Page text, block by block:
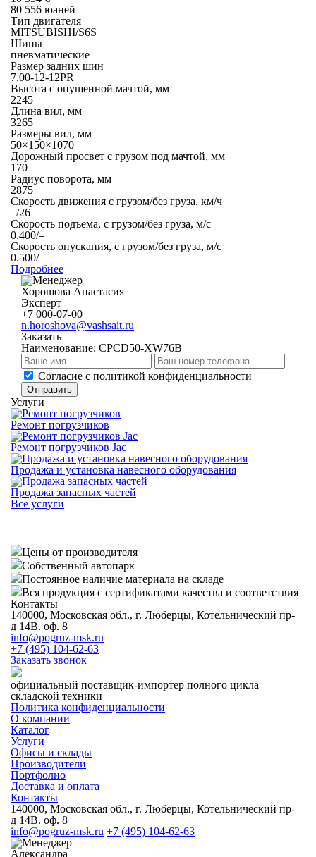
80 556 юаней
Тип двигателя
MITSUBISHI/S6S
Шины
пневматические
Размер задних шин
7.00-12-12PR
Высота с опущенной мачтой, мм
2245
Длина вил, мм
3265
Размеры вил, мм
50×150×1070
Дорожный просвет с грузом под мачтой, мм
170
Радиус поворота, мм
2875
Скорость движения с грузом/без груза, км/ч
–/26
Скорость подъема, с грузом/без груза, м/с
0.400/–
Скорость опускания, с грузом/без груза, м/с
0.500/–
Подробнее
Хорошова Анастасия
Эксперт
+7 000-07-00
n.horoshova@vashsait.ru
Заказать
Наименование: CPСD50-XW76B
Cогласие с политикой конфиденциальности
Отправить
Услуги
Ремонт погрузчиков
Ремонт погрузчиков Jac
Продажа и установка навесного оборудования
Продажа запасных частей
Все услуги
Цены от производителя
Собственный автопарк
Постоянное наличие материала на складе
Вся продукция с сертификатами качества и соответствия
Контакты
140000, Московская обл., г. Люберцы, Котельнический пр-
д 14В. оф. 8
info@pogruz-msk.ru
+7 (495) 104-62-63
Заказать звонок
официальный поставщик-импортер полного цикла
складской техники
Политика конфиденциальности
О компании
Каталог
Услуги
Офисы и склады
Производители
Портфолио
Доставка и оплата
Контакты
140000, Московская обл., г. Люберцы, Котельнический пр-
д 14В. оф. 8
info@pogruz-msk.ru +7 (495) 104-62-63
Александра